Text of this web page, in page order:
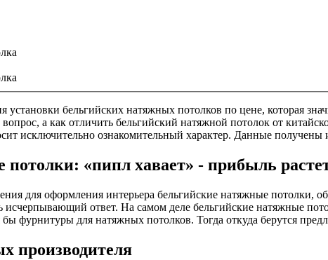
установки бельгийских натяжных потолков по цене, которая
а как отличить бельгийский натяжной потолок от
исключительно ознакомительный характер. Данные получены
«пипл хавает» - прибыль
для оформления интерьера бельгийские натяжные потолки,
ответ. На самом деле бельгийские натяжные
фурнитуры для натяжных потолков. Тогда откуда берутся
производителя